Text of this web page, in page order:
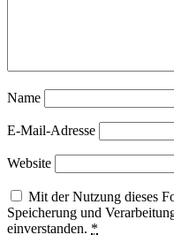
Name
E-Mail-Adresse
Website
Mit der Nutzung dieses
Speicherung und
einverstanden. *